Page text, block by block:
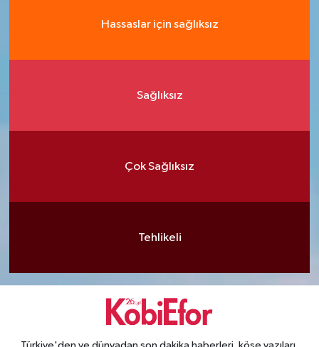
Hassaslar için sağlıksız
Sağlıksız
Çok Sağlıksız
Tehlikeli